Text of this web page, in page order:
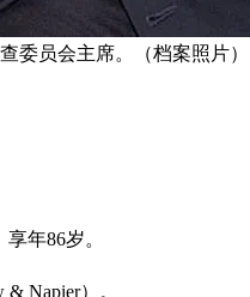
委员会主席。（档案照片）
年86岁。
Napier）。